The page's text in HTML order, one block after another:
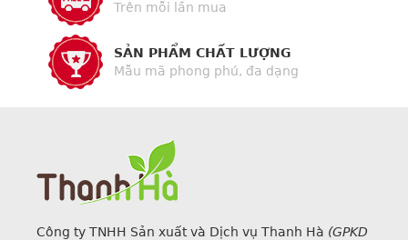
Trên mỗi lần mua
SẢN PHẨM CHẤT LƯỢNG
Mẫu mã phong phú, đa dạng
Công ty TNHH Sản xuất và Dịch vụ Thanh Hà (GPKD